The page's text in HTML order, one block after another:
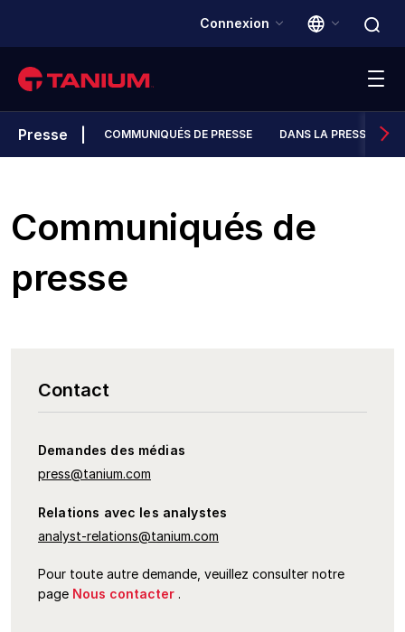
Connexion
Plateforme
Presse COMMUNIQUÉS DE PRESSE DANS LA PRESSE
Communiqués de
presse
Contact
Demandes des médias
press@tanium.com
Relations avec les analystes
analyst-relations@tanium.com
Pour toute autre demande, veuillez consulter notre
page Nous contacter .